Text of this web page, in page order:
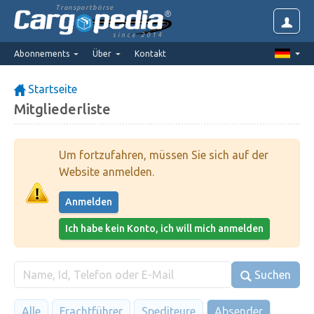
Transportbörse
since 2014
Abonnements Über Kontakt
Startseite
Mitgliederliste
Um fortzufahren, müssen Sie sich auf der
Website anmelden.
Anmelden
Ich habe kein Konto, ich will mich anmelden
Suchen
Alle Frachtführer Spediteure Absender